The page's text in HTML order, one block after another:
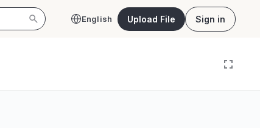
English Upload File Sign in